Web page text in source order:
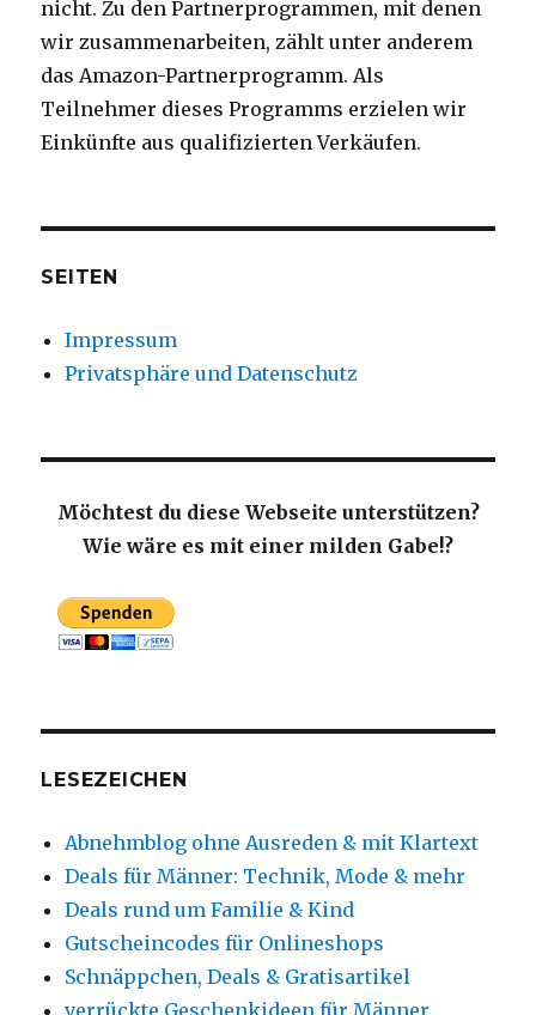
nicht. Zu den Partnerprogrammen, mit denen
wir zusammenarbeiten, zählt unter anderem
das Amazon-Partnerprogramm. Als
Teilnehmer dieses Programms erzielen wir
Einkünfte aus qualifizierten Verkäufen.
SEITEN
Impressum
Privatsphäre und Datenschutz
Möchtest du diese Webseite unterstützen?
Wie wäre es mit einer milden Gabe!?
LESEZEICHEN
Abnehmblog ohne Ausreden & mit Klartext
Deals für Männer: Technik, Mode & mehr
Deals rund um Familie & Kind
Gutscheincodes für Onlineshops
Schnäppchen, Deals & Gratisartikel
verrückte Geschenkideen für Männer